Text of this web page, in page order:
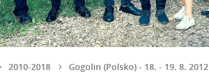
2010-2018 Gogolin (Polsko) - 18. - 19. 8. 2012